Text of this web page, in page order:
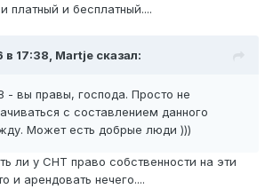
платный и бесплатный....
в 17:38, Martje сказал:
- вы правы, господа. Просто не
с составлением данного
Может есть добрые люди )))
ли у СНТ право собственности на эти
и арендовать нечего....